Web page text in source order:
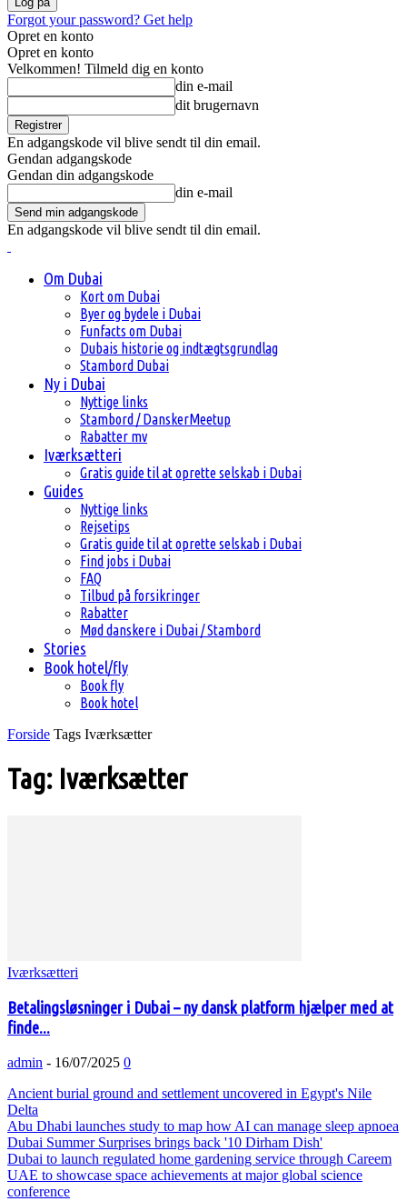
Forgot your password? Get help
Opret en konto
Opret en konto
Velkommen! Tilmeld dig en konto
din e-mail
dit brugernavn
En adgangskode vil blive sendt til din email.
Gendan adgangskode
Gendan din adgangskode
din e-mail
En adgangskode vil blive sendt til din email.
Om Dubai
Kort om Dubai
Byer og bydele i Dubai
Funfacts om Dubai
Dubais historie og indtægtsgrundlag
Stambord Dubai
Ny i Dubai
Nyttige links
Stambord / DanskerMeetup
Rabatter mv
Iværksætteri
Gratis guide til at oprette selskab i Dubai
Guides
Nyttige links
Rejsetips
Gratis guide til at oprette selskab i Dubai
Find jobs i Dubai
FAQ
Tilbud på forsikringer
Rabatter
Mød danskere i Dubai / Stambord
Stories
Book hotel/fly
Book fly
Book hotel
Forside Tags Iværksætter
Tag: Iværksætter
Iværksætteri
Betalingsløsninger i Dubai – ny dansk platform hjælper med at
finde...
admin - 16/07/2025 0
Ancient burial ground and settlement uncovered in Egypt's Nile
Delta
Abu Dhabi launches study to map how AI can manage sleep apnoea
Dubai Summer Surprises brings back '10 Dirham Dish'
Dubai to launch regulated home gardening service through Careem
UAE to showcase space achievements at major global science
conference